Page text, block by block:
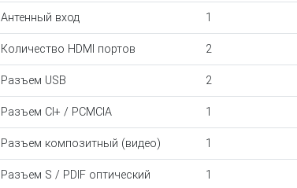
Антенный вход 1
Количество HDMI портов 2
Разъем USB 2
Разъем CI+ / PCMCIA 1
Разъем композитный (видео) 1
Разъем S / PDIF оптический 1